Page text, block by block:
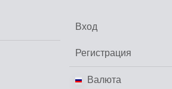
Вход
Регистрация
Валюта